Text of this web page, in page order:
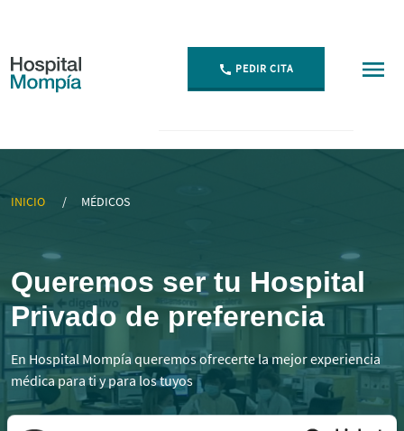
PEDIR CITA
INICIO MÉDICOS
Queremos ser tu Hospital
Privado de preferencia
En Hospital Mompía queremos ofrecerte la mejor experiencia
médica para ti y para los tuyos